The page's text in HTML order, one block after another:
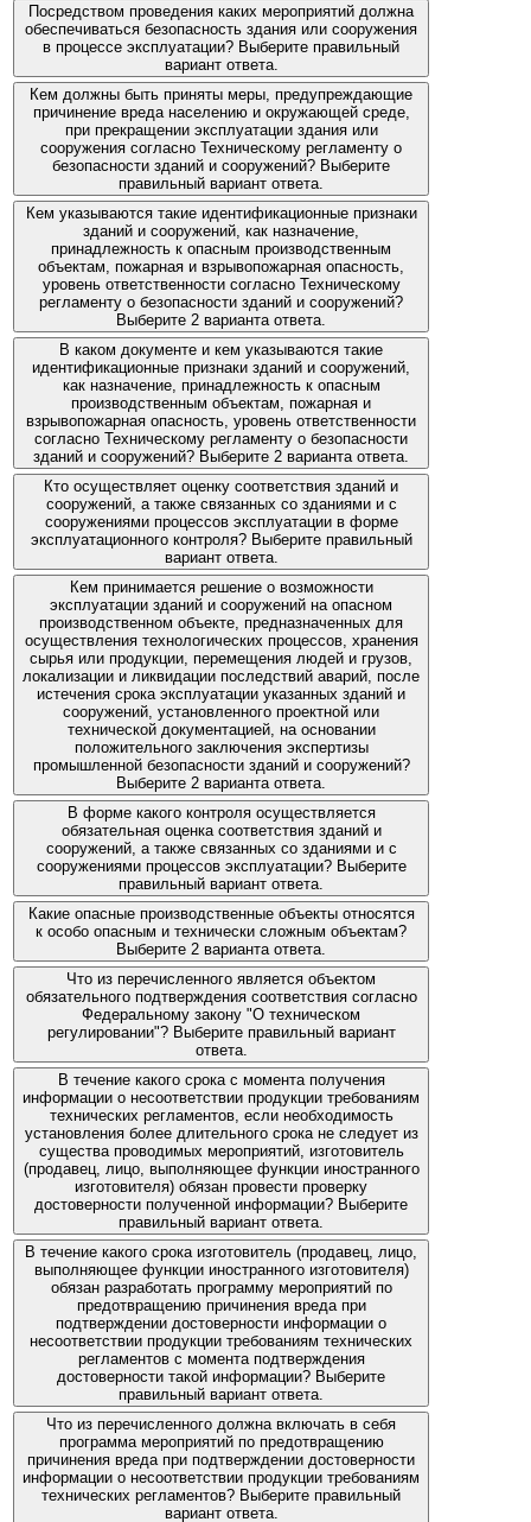
Посредством проведения каких мероприятий должна
обеспечиваться безопасность здания или сооружения
в процессе эксплуатации? Выберите правильный
вариант ответа.
Кем должны быть приняты меры, предупреждающие
причинение вреда населению и окружающей среде,
при прекращении эксплуатации здания или
сооружения согласно Техническому регламенту о
безопасности зданий и сооружений? Выберите
правильный вариант ответа.
Кем указываются такие идентификационные признаки
зданий и сооружений, как назначение,
принадлежность к опасным производственным
объектам, пожарная и взрывопожарная опасность,
уровень ответственности согласно Техническому
регламенту о безопасности зданий и сооружений?
Выберите 2 варианта ответа.
В каком документе и кем указываются такие
идентификационные признаки зданий и сооружений,
как назначение, принадлежность к опасным
производственным объектам, пожарная и
взрывопожарная опасность, уровень ответственности
согласно Техническому регламенту о безопасности
зданий и сооружений? Выберите 2 варианта ответа.
Кто осуществляет оценку соответствия зданий и
сооружений, а также связанных со зданиями и с
сооружениями процессов эксплуатации в форме
эксплуатационного контроля? Выберите правильный
вариант ответа.
Кем принимается решение о возможности
эксплуатации зданий и сооружений на опасном
производственном объекте, предназначенных для
осуществления технологических процессов, хранения
сырья или продукции, перемещения людей и грузов,
локализации и ликвидации последствий аварий, после
истечения срока эксплуатации указанных зданий и
сооружений, установленного проектной или
технической документацией, на основании
положительного заключения экспертизы
промышленной безопасности зданий и сооружений?
Выберите 2 варианта ответа.
В форме какого контроля осуществляется
обязательная оценка соответствия зданий и
сооружений, а также связанных со зданиями и с
сооружениями процессов эксплуатации? Выберите
правильный вариант ответа.
Какие опасные производственные объекты относятся
к особо опасным и технически сложным объектам?
Выберите 2 варианта ответа.
Что из перечисленного является объектом
обязательного подтверждения соответствия согласно
Федеральному закону "О техническом
регулировании"? Выберите правильный вариант
ответа.
В течение какого срока с момента получения
информации о несоответствии продукции требованиям
технических регламентов, если необходимость
установления более длительного срока не следует из
существа проводимых мероприятий, изготовитель
(продавец, лицо, выполняющее функции иностранного
изготовителя) обязан провести проверку
достоверности полученной информации? Выберите
правильный вариант ответа.
В течение какого срока изготовитель (продавец, лицо,
выполняющее функции иностранного изготовителя)
обязан разработать программу мероприятий по
предотвращению причинения вреда при
подтверждении достоверности информации о
несоответствии продукции требованиям технических
регламентов с момента подтверждения
достоверности такой информации? Выберите
правильный вариант ответа.
Что из перечисленного должна включать в себя
программа мероприятий по предотвращению
причинения вреда при подтверждении достоверности
информации о несоответствии продукции требованиям
технических регламентов? Выберите правильный
вариант ответа.